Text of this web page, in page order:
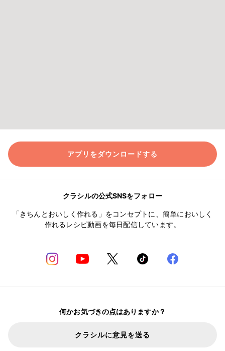
アプリをダウンロードする
クラシルの公式SNSをフォロー
「きちんとおいしく作れる」をコンセプトに、簡単においしく
作れるレシピ動画を毎日配信しています。
何かお気づきの点はありますか？
クラシルに意見を送る